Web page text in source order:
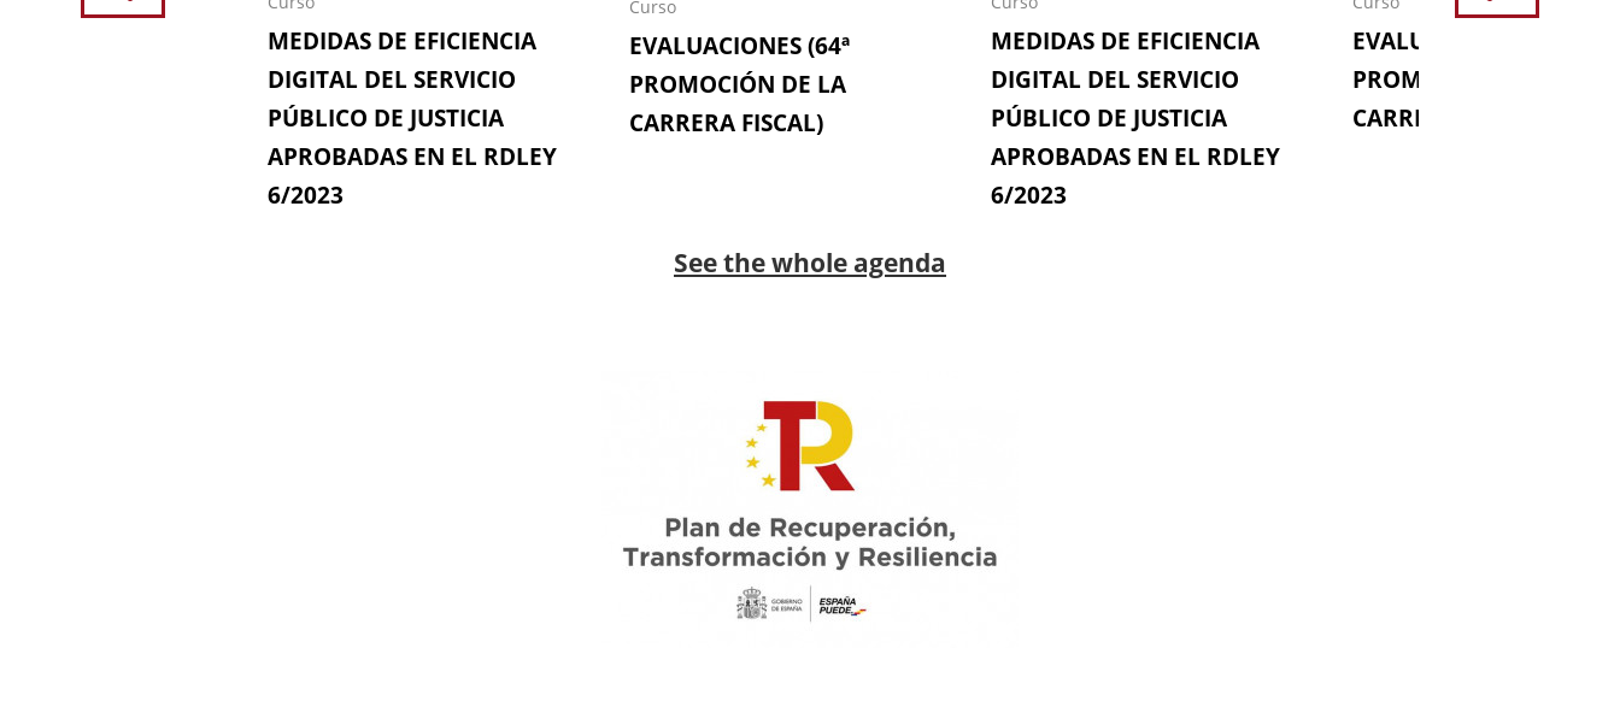
MEDIDAS DE EFICIENCIA
DIGITAL DEL SERVICIO
PÚBLICO DE JUSTICIA
APROBADAS EN EL RDLEY
6/2023
Curso
EVALUACIONES (64ª
PROMOCIÓN DE LA
CARRERA FISCAL)
MEDIDAS DE EFICIENCIA
DIGITAL DEL SERVICIO
PÚBLICO DE JUSTICIA
APROBADAS EN EL RDLEY
6/2023
EVALUACIONES (64ª
PROMOCIÓN DE LA
CARRERA FISCAL)
See the whole agenda